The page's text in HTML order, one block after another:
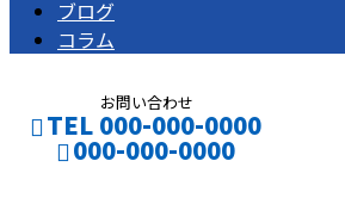
ブログ
コラム
お問い合わせ
TEL 000-000-0000
000-000-0000